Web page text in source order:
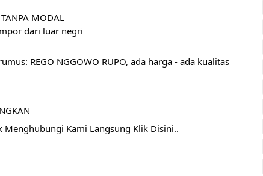
MODAL
dari luar negri
REGO NGGOWO RUPO, ada harga - ada kualitas
Menghubungi Kami Langsung Klik Disini..